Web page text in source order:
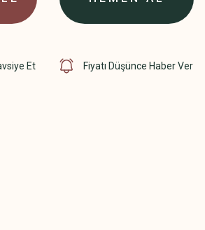
Et Fiyatı Düşünce Haber Ver